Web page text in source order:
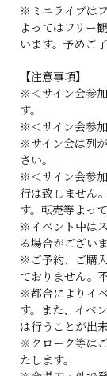
※ミニライブは
よってはフリー
います。予めご
【注意事項】
※＜サイン会参
す。
※＜サイン会参
※サイン会は列
さい。
※＜サイン会参
行は致しません
す。転売等よっ
※イベント中は
る場合がございま
※ご予約、ご購
ておりません。
※都合によりイ
す。また、イベ
は行うことが出
※クローク等は
たします。